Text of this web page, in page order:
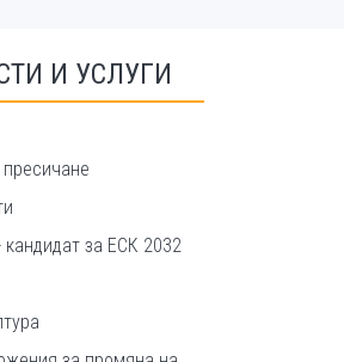
И УСЛУГИ
кандидат за ЕСК 2032